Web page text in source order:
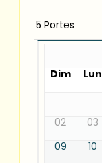
5 Portes
Dim
Lun
02
03
09
10